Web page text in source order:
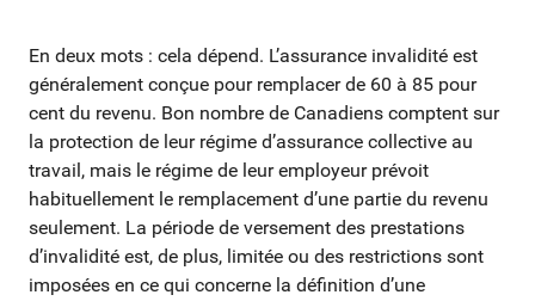
En deux mots : cela dépend. L’assurance invalidité est
généralement conçue pour remplacer de 60 à 85 pour
cent du revenu. Bon nombre de Canadiens comptent sur
la protection de leur régime d’assurance collective au
travail, mais le régime de leur employeur prévoit
habituellement le remplacement d’une partie du revenu
seulement. La période de versement des prestations
d’invalidité est, de plus, limitée ou des restrictions sont
imposées en ce qui concerne la définition d’une